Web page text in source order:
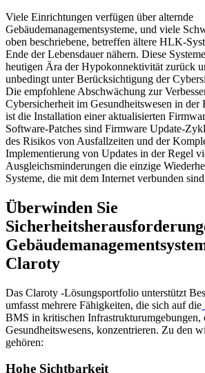
Viele Einrichtungen verfügen über alternde
Gebäudemanagementsysteme, und viele
oben beschriebene, betreffen ältere HLK-
Ende der Lebensdauer nähern. Diese
heutigen Ära der Hypokonnektivität zurück
unbedingt unter Berücksichtigung der
Die empfohlene Abschwächung zur
Cybersicherheit im Gesundheitswesen in
ist die Installation einer aktualisierten
Software-Patches sind Firmware Update-
des Risikos von Ausfallzeiten und der
Implementierung von Updates in der Regel
Ausgleichsminderungen die einzige
Systeme, die mit dem Internet verbunden
Überwinden Sie
Claroty
Das Claroty -Lösungsportfolio unterstützt
umfasst mehrere Fähigkeiten, die sich auf die
BMS in kritischen Infrastrukturumgebungen,
Gesundheitswesens, konzentrieren. Zu den
gehören:
Hohe Sichtbarkeit